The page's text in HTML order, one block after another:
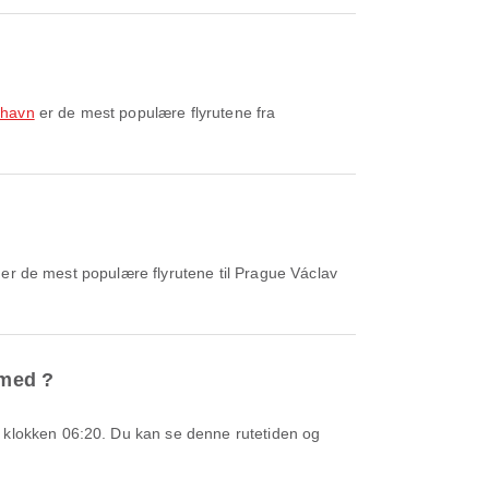
er de mest populære flyrutene fra
de mest populære flyrutene til Prague Václav
?